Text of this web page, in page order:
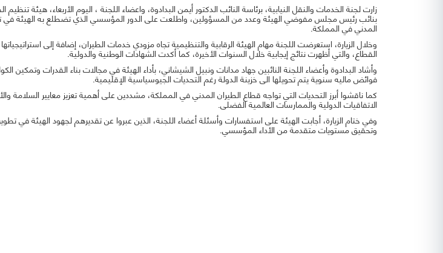
زارت لجنة الخدمات والنقل النيابية، برئاسة النائب الدكتور أيمن البدادوة، واعضاء اللجنة ، اليوم الأربعاء، هيئة
بنائب رئيس مجلس مفوضي الهيئة وعدد من المسؤولين، واطلعت على الدور المؤسسي الذي تضطلع به الهيئة في
المدني في المملكة.
وخلال الزيارة، استعرضت اللجنة مهام الهيئة الرقابية والتنظيمية تجاه مزودي خدمات الطيران، إضافة إلى
القطاع، والتي أظهرت نتائج إيجابية خلال السنوات الأخيرة، كما أكدت الشهادات الوطنية والدولية.
وأشاد البدادوة وأعضاء اللجنة النائبين جهاد مدانات ونبيل الشيشاني، بأداء الهيئة في مجالات بناء القدرات وتمكين
فوائض ماليه سنوية يتم تحويلها الى خزينة الدولة رغم التحديات الجيوسياسية الإقليمية.
كما ناقشوا أبرز التحديات التي تواجه قطاع الطيران المدني في المملكة، مشددين على أهمية تعزيز معايير السلامة
الاتفاقيات الدولية والممارسات العالمية الفضلى.
وفي ختام الزيارة، أجابت الهيئة على استفسارات وأسئلة أعضاء اللجنة، الذين عبروا عن تقديرهم لجهود الهيئة في
وتحقيق مستويات متقدمة من الأداء المؤسسي.